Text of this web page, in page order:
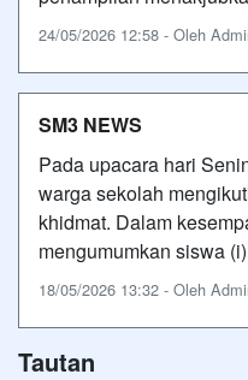
24/05/2026 12:58 - Oleh
SM3 NEWS
Pada upacara hari
warga sekolah
khidmat. Dalam
mengumumkan siswa
18/05/2026 13:32 - Oleh
Tautan